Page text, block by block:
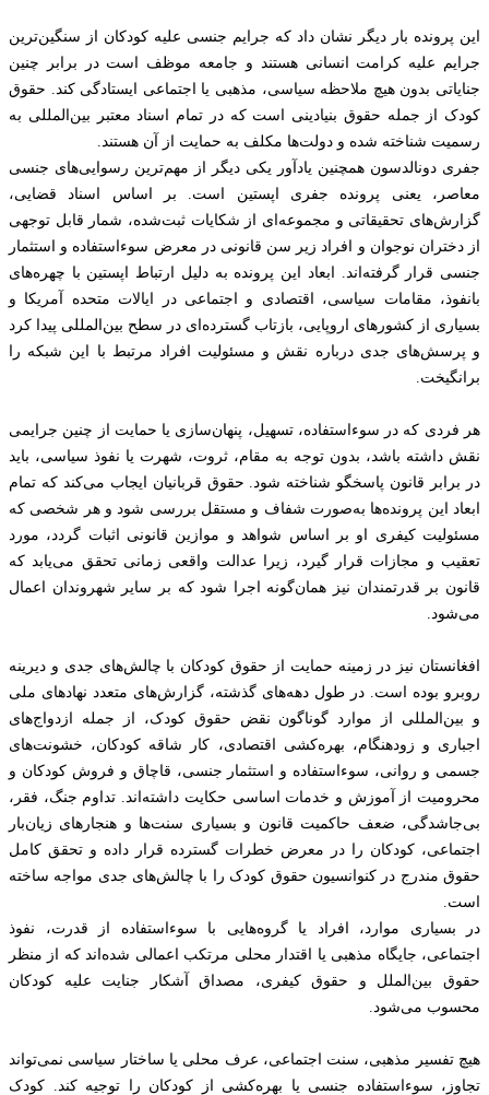
این پرونده بار دیگر نشان داد که جرایم جنسی علیه کودکان از سنگین‌ترین
جرایم علیه کرامت انسانی هستند و جامعه موظف است در برابر چنین
جنایاتی بدون هیچ ملاحظه سیاسی، مذهبی یا اجتماعی ایستادگی کند. حقوق
کودک از جمله حقوق بنیادینی است که در تمام اسناد معتبر بین‌المللی به
رسمیت شناخته شده و دولت‌ها مکلف به حمایت از آن هستند.
جفری دونالدسون همچنین یادآور یکی دیگر از مهم‌ترین رسوایی‌های جنسی
معاصر، یعنی پرونده جفری اپستین است. بر اساس اسناد قضایی،
گزارش‌های تحقیقاتی و مجموعه‌ای از شکایات ثبت‌شده، شمار قابل توجهی
از دختران نوجوان و افراد زیر سن قانونی در معرض سوءاستفاده و استثمار
جنسی قرار گرفته‌اند. ابعاد این پرونده به دلیل ارتباط اپستین با چهره‌های
بانفوذ، مقامات سیاسی، اقتصادی و اجتماعی در ایالات متحده آمریکا و
بسیاری از کشورهای اروپایی، بازتاب گسترده‌ای در سطح بین‌المللی پیدا کرد
و پرسش‌های جدی درباره نقش و مسئولیت افراد مرتبط با این شبکه را
برانگیخت.
هر فردی که در سوءاستفاده، تسهیل، پنهان‌سازی یا حمایت از چنین جرایمی
نقش داشته باشد، بدون توجه به مقام، ثروت، شهرت یا نفوذ سیاسی، باید
در برابر قانون پاسخگو شناخته شود. حقوق قربانیان ایجاب می‌کند که تمام
ابعاد این پرونده‌ها به‌صورت شفاف و مستقل بررسی شود و هر شخصی که
مسئولیت کیفری او بر اساس شواهد و موازین قانونی اثبات گردد، مورد
تعقیب و مجازات قرار گیرد، زیرا عدالت واقعی زمانی تحقق می‌یابد که
قانون بر قدرتمندان نیز همان‌گونه اجرا شود که بر سایر شهروندان اعمال
می‌شود.
افغانستان نیز در زمینه حمایت از حقوق کودکان با چالش‌های جدی و دیرینه
روبرو بوده است. در طول دهه‌های گذشته، گزارش‌های متعدد نهادهای ملی
و بین‌المللی از موارد گوناگون نقض حقوق کودک، از جمله ازدواج‌های
اجباری و زودهنگام، بهره‌کشی اقتصادی، کار شاقه کودکان، خشونت‌های
جسمی و روانی، سوءاستفاده و استثمار جنسی، قاچاق و فروش کودکان و
محرومیت از آموزش و خدمات اساسی حکایت داشته‌اند. تداوم جنگ، فقر،
بی‌جاشدگی، ضعف حاکمیت قانون و بسیاری سنت‌ها و هنجارهای زیان‌بار
اجتماعی، کودکان را در معرض خطرات گسترده قرار داده و تحقق کامل
حقوق مندرج در کنوانسیون حقوق کودک را با چالش‌های جدی مواجه ساخته
است.
در بسیاری موارد، افراد یا گروه‌هایی با سوءاستفاده از قدرت، نفوذ
اجتماعی، جایگاه مذهبی یا اقتدار محلی مرتکب اعمالی شده‌اند که از منظر
حقوق بین‌الملل و حقوق کیفری، مصداق آشکار جنایت علیه کودکان
محسوب می‌شود.
هیچ تفسیر مذهبی، سنت اجتماعی، عرف محلی یا ساختار سیاسی نمی‌تواند
تجاوز، سوءاستفاده جنسی یا بهره‌کشی از کودکان را توجیه کند. کودک